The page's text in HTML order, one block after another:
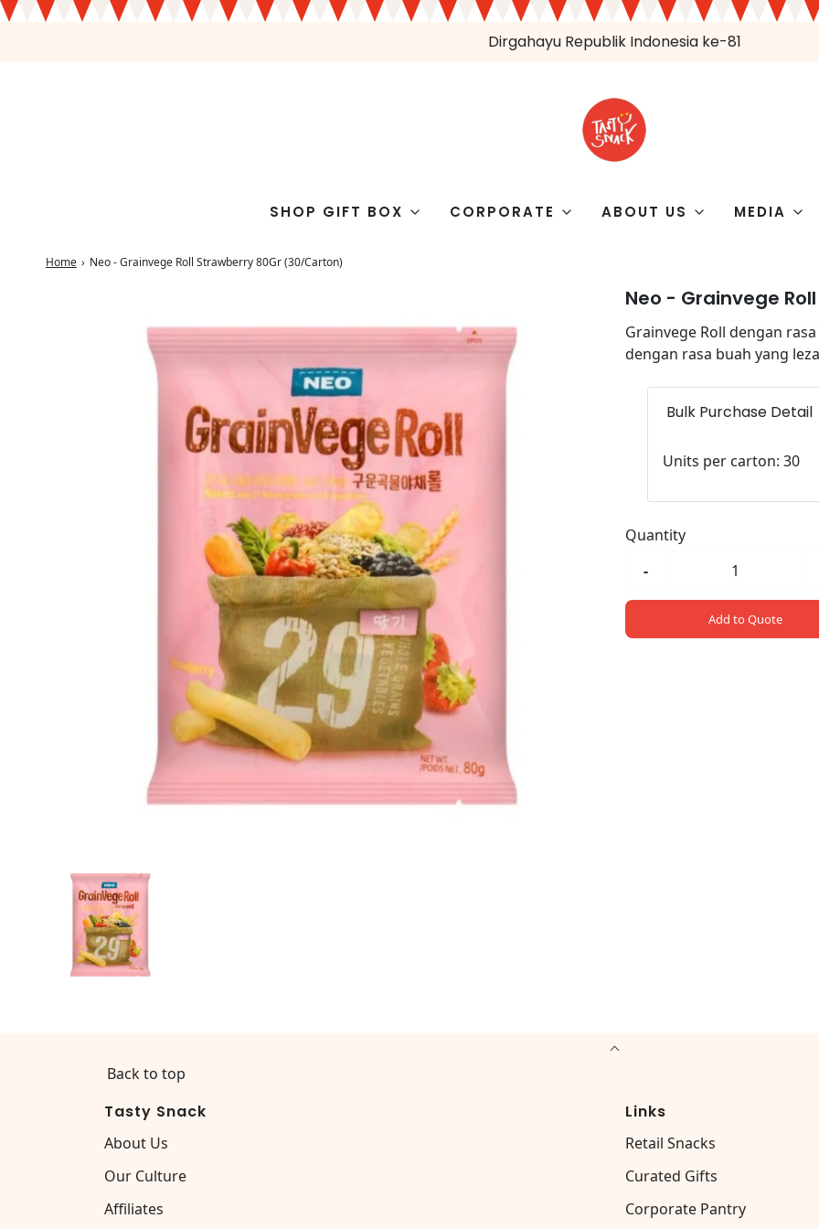
Dirgahayu Republik Indonesia ke-81
SHOP GIFT BOX CORPORATE ABOUT US MEDIA
Home › Neo - Grainvege Roll Strawberry 80Gr (30/Carton)
Neo - Grainvege
Grainvege Roll dengan
dengan rasa buah yang
Bulk Purchase Detail
Units per carton: 30
Quantity
-
Add to Quote
Back to top
Tasty Snack
About Us
Our Culture
Affiliates
Links
Retail Snacks
Curated Gifts
Corporate Pantry